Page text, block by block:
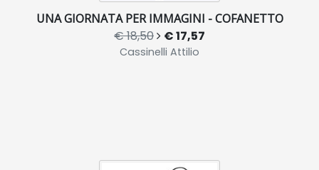
UNA GIORNATA PER IMMAGINI - COFANETTO
€ 18,50 € 17,57
Cassinelli Attilio